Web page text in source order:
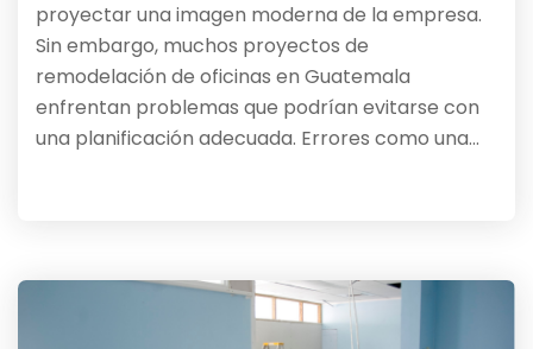
proyectar una imagen moderna de la empresa.
Sin embargo, muchos proyectos de
remodelación de oficinas en Guatemala
enfrentan problemas que podrían evitarse con
una planificación adecuada. Errores como una…